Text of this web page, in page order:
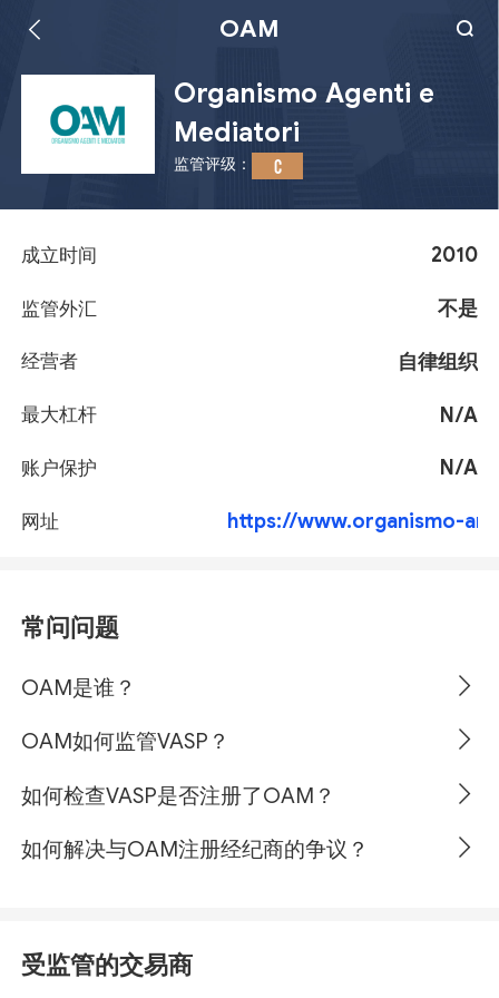
OAM
Organismo Agenti e
Mediatori
监管评级： C
成立时间 2010
监管外汇 不是
经营者 自律组织
最大杠杆 N/A
账户保护 N/A
网址 https://www.organismo-
常问问题
OAM是谁？
OAM如何监管VASP？
如何检查VASP是否注册了OAM？
如何解决与OAM注册经纪商的争议？
受监管的交易商